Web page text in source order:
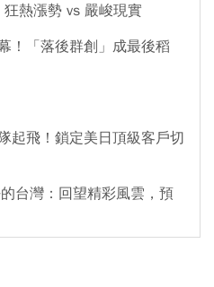
熱漲勢 vs 嚴峻現實
！「落後群創」成最後稻
起飛！鎖定美日頂級客戶切
台灣：回望精彩風雲，預